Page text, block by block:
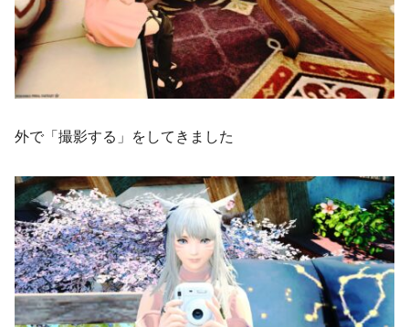
外で「撮影する」をしてきました